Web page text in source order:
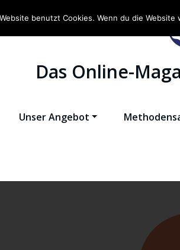
Das Online-
Unser Angebot
benutzt Cookies. Wenn du die